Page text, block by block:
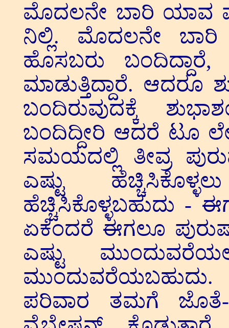
ಮೊದಲನೇ ಬಾರಿ ಯಾವ
ನಿಲ್ಲಿ. ಮೊದಲನೇ ಬಾರಿ
ಹೊಸಬರು ಬಂದಿದ್ದಾರೆ,
ಮಾಡುತ್ತಿದ್ದಾರೆ. ಆದರೂ
ಬಂದಿರುವುದಕ್ಕೆ
ಬಂದಿದ್ದೀರಿ ಆದರೆ ಟೂ
ಸಮಯದಲ್ಲಿ ತೀವ್ರ
ಎಷ್ಟು
ಹೆಚ್ಚಿಸಿಕೊಳ್ಳಬಹುದು -
ಏಕೆಂದರೆ ಈಗಲೂ
ಎಷ್ಟು
ಮುಂದುವರೆಯಬಹುದು.
ಪರಿವಾರ ತಮಗೆ